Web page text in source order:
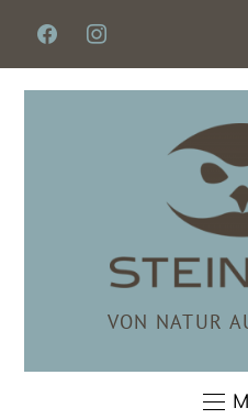
FACEBOOKINSTAGRAM
VON NATUR